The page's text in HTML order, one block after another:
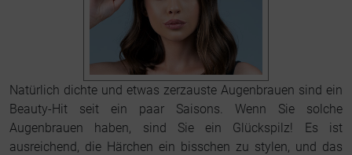
Natürlich dichte und etwas zerzauste Augenbrauen sind ein
Beauty-Hit seit ein paar Saisons. Wenn Sie solche
Augenbrauen haben, sind Sie ein Glückspilz! Es ist
ausreichend, die Härchen ein bisschen zu stylen, und das